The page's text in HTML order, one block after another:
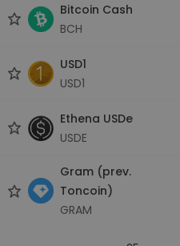
Bitcoin Cash
BCH
USD1
USD1
Ethena USDe
USDE
Gram (prev.
Toncoin)
GRAM